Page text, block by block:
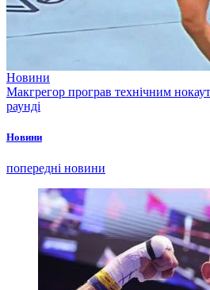
Новини
Макгрегор програв технічним
раунді
Новини
попередні новини